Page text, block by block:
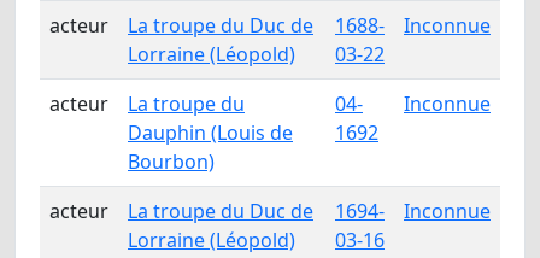
acteur
La troupe du Duc de
Lorraine (Léopold)
1688-
03-22
Inconnue
acteur
La troupe du
Dauphin (Louis de
Bourbon)
04-
1692
Inconnue
acteur
La troupe du Duc de
Lorraine (Léopold)
1694-
03-16
Inconnue